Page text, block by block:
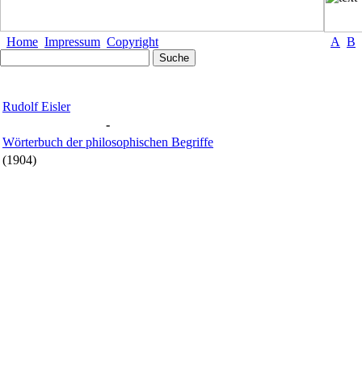
Home Impressum Copyright A B
Rudolf Eisler
-
Wörterbuch der philosophischen Begriffe
(1904)